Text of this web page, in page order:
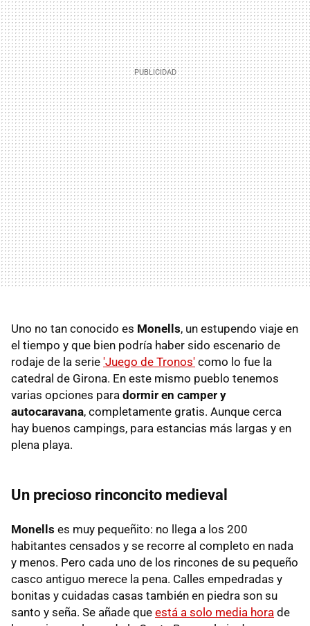
Uno no tan conocido es Monells, un estupendo viaje en
el tiempo y que bien podría haber sido escenario de
rodaje de la serie 'Juego de Tronos' como lo fue la
catedral de Girona. En este mismo pueblo tenemos
varias opciones para dormir en camper y
autocaravana, completamente gratis. Aunque cerca
hay buenos campings, para estancias más largas y en
plena playa.
Un precioso rinconcito medieval
Monells es muy pequeñito: no llega a los 200
habitantes censados y se recorre al completo en nada
y menos. Pero cada uno de los rincones de su pequeño
casco antiguo merece la pena. Calles empedradas y
bonitas y cuidadas casas también en piedra son su
santo y seña. Se añade que está a solo media hora de